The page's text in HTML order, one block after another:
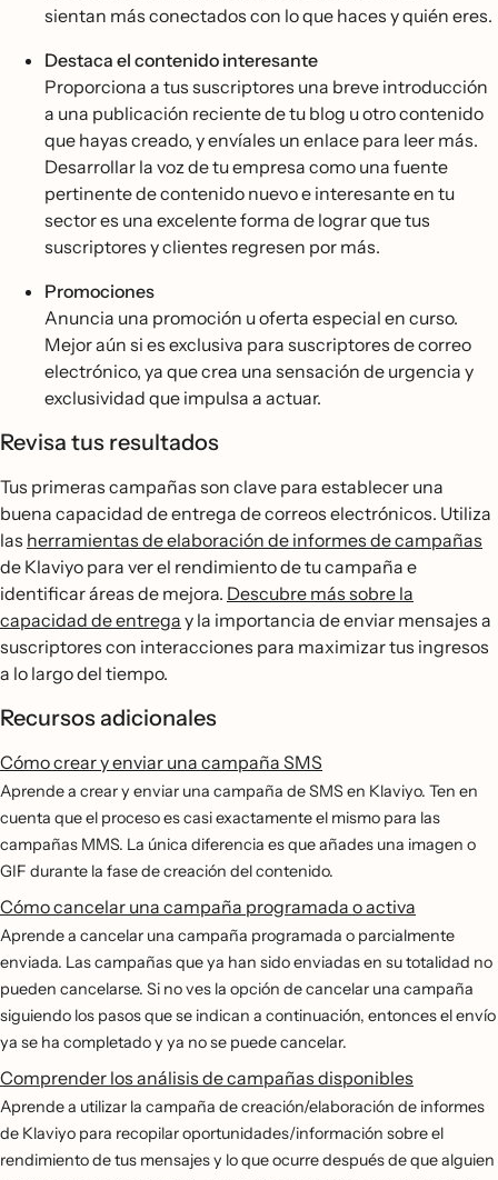
sientan más conectados con lo que haces y quién eres.
Destaca el contenido interesante
Proporciona a tus suscriptores una breve introducción
a una publicación reciente de tu blog u otro contenido
que hayas creado, y envíales un enlace para leer más.
Desarrollar la voz de tu empresa como una fuente
pertinente de contenido nuevo e interesante en tu
sector es una excelente forma de lograr que tus
suscriptores y clientes regresen por más.
Promociones
Anuncia una promoción u oferta especial en curso.
Mejor aún si es exclusiva para suscriptores de correo
electrónico, ya que crea una sensación de urgencia y
exclusividad que impulsa a actuar.
Revisa tus resultados
Tus primeras campañas son clave para establecer una
buena capacidad de entrega de correos electrónicos. Utiliza
las herramientas de elaboración de informes de campañas
de Klaviyo para ver el rendimiento de tu campaña e
identificar áreas de mejora. Descubre más sobre la
capacidad de entrega y la importancia de enviar mensajes a
suscriptores con interacciones para maximizar tus ingresos
a lo largo del tiempo.
Recursos adicionales
Cómo crear y enviar una campaña SMS
Aprende a crear y enviar una campaña de SMS en Klaviyo. Ten en
cuenta que el proceso es casi exactamente el mismo para las
campañas MMS. La única diferencia es que añades una imagen o
GIF durante la fase de creación del contenido.
Cómo cancelar una campaña programada o activa
Aprende a cancelar una campaña programada o parcialmente
enviada. Las campañas que ya han sido enviadas en su totalidad no
pueden cancelarse. Si no ves la opción de cancelar una campaña
siguiendo los pasos que se indican a continuación, entonces el envío
ya se ha completado y ya no se puede cancelar.
Comprender los análisis de campañas disponibles
Aprende a utilizar la campaña de creación/elaboración de informes
de Klaviyo para recopilar oportunidades/información sobre el
rendimiento de tus mensajes y lo que ocurre después de que alguien